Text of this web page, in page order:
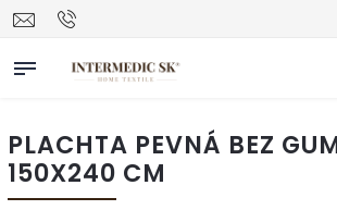
PLACHTA PEVNÁ BEZ
150X240 CM